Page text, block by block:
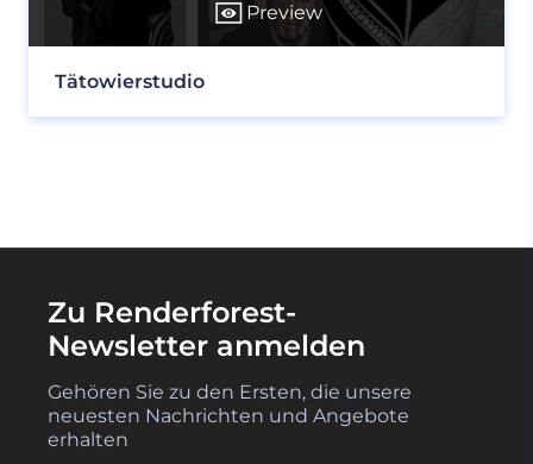
Preview
Tätowierstudio
Zu Renderforest-
Newsletter anmelden
Gehören Sie zu den Ersten, die unsere
neuesten Nachrichten und Angebote
erhalten